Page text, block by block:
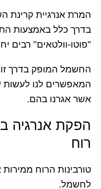
המרת אנרגיית
בדרך כלל באמצעות
"פוטו-וולטאים" רבים
החשמל המופק בדרך
המאפשרים לנו
אשר אגרנו בהם.
הפקת אנרגיה
רוח
טורבינות הרוח
לחשמל.